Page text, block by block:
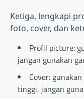
Ketiga, lengkapi
foto, cover, dan
Profil picture:
jangan gunakan
Cover:
tinggi, jangan